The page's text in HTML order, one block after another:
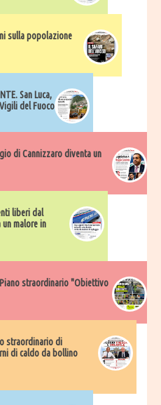
sulla popolazione
San Luca,
del Fuoco
di Cannizzaro diventa un
liberi dal
malore in
straordinario "Obiettivo
straordinario di
di caldo da bollino